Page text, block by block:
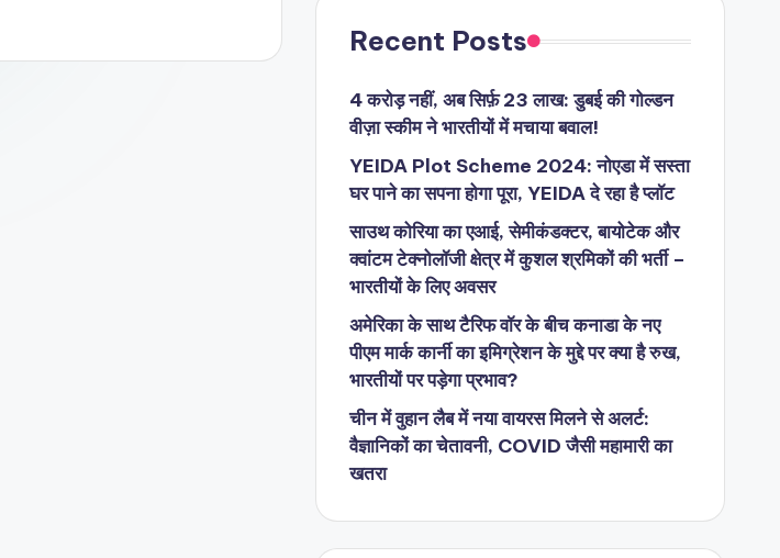
Recent Posts
4 करोड़ नहीं, अब सिर्फ़ 23 लाख: डुबई की गोल्डन
वीज़ा स्कीम ने भारतीयों में मचाया बवाल!
YEIDA Plot Scheme 2024: नोएडा में सस्ता
घर पाने का सपना होगा पूरा, YEIDA दे रहा है प्लॉट
साउथ कोरिया का एआई, सेमीकंडक्टर, बायोटेक और
क्वांटम टेक्नोलॉजी क्षेत्र में कुशल श्रमिकों की भर्ती –
भारतीयों के लिए अवसर
अमेरिका के साथ टैरिफ वॉर के बीच कनाडा के नए
पीएम मार्क कार्नी का इमिग्रेशन के मुद्दे पर क्या है रुख,
भारतीयों पर पड़ेगा प्रभाव?
चीन में वुहान लैब में नया वायरस मिलने से अलर्ट:
वैज्ञानिकों का चेतावनी, COVID जैसी महामारी का
खतरा